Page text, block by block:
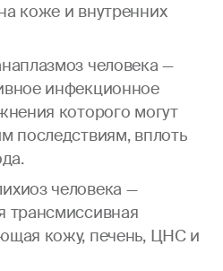
коже и внутренних
человека —
инфекционное
которого могут
последствиям, вплоть
человека —
трансмиссивная
кожу, печень, ЦНС и